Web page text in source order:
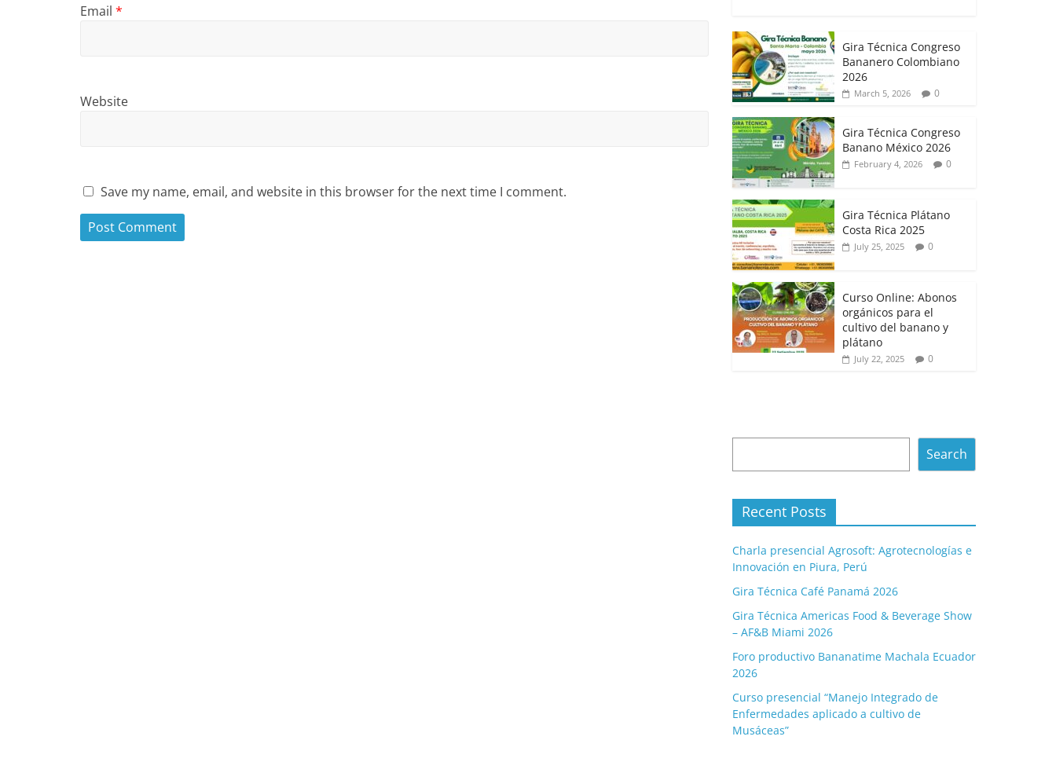
Email *
Website
Save my name, email, and website in this browser for the next time I comment.
Gira Técnica Congreso
Bananero Colombiano
2026
March 5, 2026 0
Gira Técnica Congreso
Banano México 2026
February 4, 2026 0
Gira Técnica Plátano
Costa Rica 2025
July 25, 2025 0
Curso Online: Abonos
orgánicos para el
cultivo del banano y
plátano
July 22, 2025 0
Search
Recent Posts
Charla presencial Agrosoft: Agrotecnologías e
Innovación en Piura, Perú
Gira Técnica Café Panamá 2026
Gira Técnica Americas Food & Beverage Show
– AF&B Miami 2026
Foro productivo Bananatime Machala Ecuador
2026
Curso presencial “Manejo Integrado de
Enfermedades aplicado a cultivo de
Musáceas”